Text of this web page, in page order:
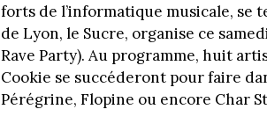
forts de l’informatique musicale, se
de Lyon, le Sucre, organise ce
Rave Party). Au programme, huit
Cookie se succéderont pour faire
Pérégrine, Flopine ou encore Char